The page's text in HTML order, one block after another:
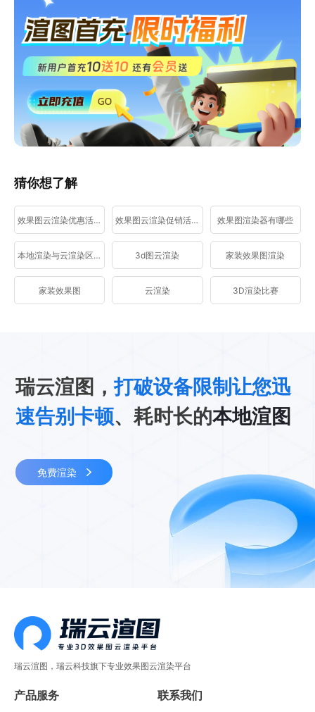
猜你想了解
效果图云渲染优惠活动 效果图云渲染促销活动 效果图渲染器有哪些
本地渲染与云渲染区别 3d图云渲染 家装效果图渲染
家装效果图 云渲染 3D渲染比赛
瑞云渲图，打破设备限制让您迅
速告别卡顿、耗时长的本地渲图
免费渲染
瑞云渲图，瑞云科技旗下专业效果图云渲染平台
产品服务 联系我们